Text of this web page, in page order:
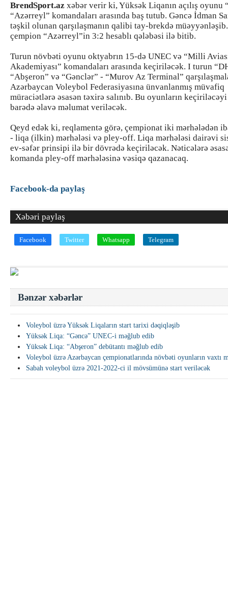
BrendSport.az xəbər verir ki, Yüksək Liqanın açılış oyunu
“Azərreyl” komandaları arasında baş tutub. Gəncə İdman
təşkil olunan qarşılaşmanın qalibi tay-brekdə
çempion “Azərreyl”in 3:2 hesablı qələbəsi ilə bitib.
Turun növbəti oyunu oktyabrın 15-də UNEC və “Milli
Akademiyası” komandaları arasında keçiriləcək. I turun
“Abşeron” və “Gənclər” - “Murov Az Terminal”
Azərbaycan Voleybol Federasiyasına ünvanlanmış müvafiq
müraciətlərə əsasən təxirə salınıb. Bu oyunların
barədə əlavə məlumat veriləcək.
Qeyd edək ki, reqlamentə görə, çempionat iki mərhələdən
- liqa (ilkin) mərhələsi və pley-off. Liqa mərhələsi dairəvi
ev-səfər prinsipi ilə bir dövrədə keçiriləcək. Nəticələrə
komanda pley-off mərhələsinə vəsiqə qazanacaq.
Facebook-da paylaş
Xəbəri paylaş
Facebook Twitter Whatsapp Telegram
Bənzər xəbərlər
Voleybol üzrə Yüksək Liqaların start tarixi dəqiqləşib
Yüksək Liqa: “Gəncə” UNEC-i məğlub edib
Yüksək Liqa: “Abşeron” debütantı məğlub edib
Voleybol üzrə Azərbaycan çempionatlarında növbəti oyunların vaxtı
Sabah voleybol üzrə 2021-2022-ci il mövsümünə start veriləcək